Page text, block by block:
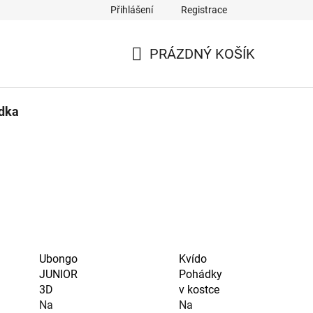
Přihlášení Registrace
PRÁZDNÝ KOŠÍK
Ubongo
JUNIOR
3D
Na
Kvído
Pohádky
v kostce
Na